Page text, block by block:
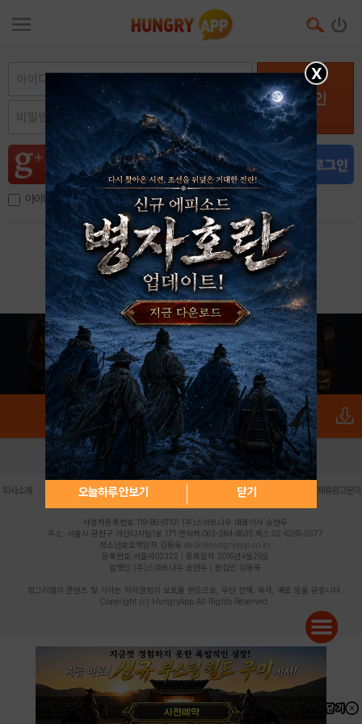
로그인
아이디, 이메일 저장
아이디 / 비밀번호 찾기 회원가입
X
오늘하루 안보기 닫기
로그인 PC버전 전체앱
회사소개 | 개인정보 처리방침 불법촬영물 신고센터 제휴광고문의
사업자등록번호:119-86-61101 (주)스마트나우 대표이사:송현두
주소: 서울시 금천구 가산디지털1로 171 연락처:063-284-8635 팩스:02-6265-0377
청소년보호책임자:김동욱 desk@hungryapp.co.kr
등록번호:서울아02322 | 등록일자:2016년4월25일
발행인:(주)스마트나우 송현두 | 편집인:김동욱
헝그리앱의 콘텐츠 및 기사는 저작권법의 보호를 받으므로, 무단 전재, 복사, 배포 등을 금합니다.
Copyright (c) HungryApp All Rights Reserved.